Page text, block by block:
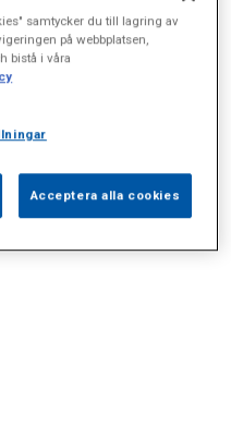
Sophianytt (6)
samtycker du till lagring av
på webbplatsen,
bistå i våra
Acceptera alla cookies